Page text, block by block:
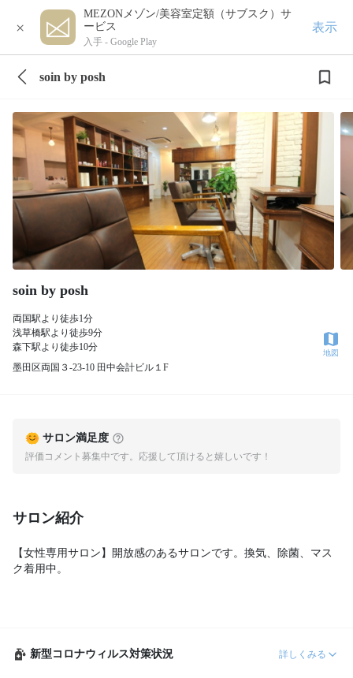
×
MEZONメゾン/美容室定額（サブスク）サ
ービス
入手 - Google Play
表示
soin by posh
soin by posh
両国駅より徒歩1分
浅草橋駅より徒歩9分
森下駅より徒歩10分
墨田区両国３-23-10 田中会計ビル１F
地図
サロン満足度
評価コメント募集中です。応援して頂けると嬉しいです！
サロン紹介
【女性専用サロン】開放感のあるサロンです。換気、除菌、マス
ク着用中。
新型コロナウィルス対策状況 詳しくみる